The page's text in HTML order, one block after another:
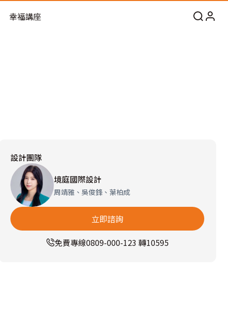
幸福講座
設計團隊
境庭國際設計
周靖雅、吳俊鋒、葉柏成
立即諮詢
免費專線0809-000-123 轉10595